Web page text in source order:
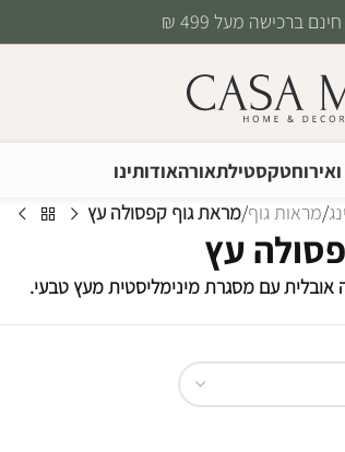
ברכישה מעל 499 ₪
טקסטילתאורהאודותינו
/מראות גוף/מראת גוף קפסולה עץ
עץ
עם מסגרת מינימליסטית מעץ טבעי.